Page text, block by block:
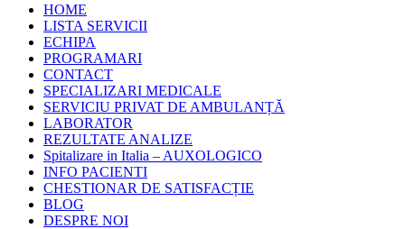
HOME
LISTA SERVICII
ECHIPA
PROGRAMARI
CONTACT
SPECIALIZARI MEDICALE
SERVICIU PRIVAT DE AMBULANȚĂ
LABORATOR
REZULTATE ANALIZE
Spitalizare in Italia – AUXOLOGICO
INFO PACIENTI
CHESTIONAR DE SATISFACȚIE
BLOG
DESPRE NOI